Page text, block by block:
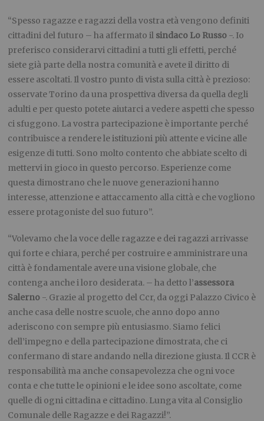
“Spesso ragazze e ragazzi della vostra età vengono definiti
cittadini del futuro – ha affermato il sindaco Lo Russo -. Io
preferisco considerarvi cittadini a tutti gli effetti, perché
siete già parte della nostra comunità e avete il diritto di
essere ascoltati. Il vostro punto di vista sulla città è prezioso:
osservate Torino da una prospettiva diversa da quella degli
adulti e per questo potete aiutarci a vedere aspetti che spesso
ci sfuggono. La vostra partecipazione è importante perché
contribuisce a rendere le istituzioni più attente e vicine alle
esigenze di tutti. Sono molto contento che abbiate scelto di
mettervi in gioco in questo percorso. Esperienze come
questa dimostrano che le nuove generazioni hanno
interesse, attenzione e attaccamento alla città e che vogliono
essere protagoniste del suo futuro”.
“Volevamo che la voce delle ragazze e dei ragazzi arrivasse
qui forte e chiara, perché per costruire e amministrare una
città è fondamentale avere una visione globale, che
contenga anche i loro desiderata. – ha detto l’assessora
Salerno -. Grazie al progetto del Ccr, da oggi Palazzo Civico è
anche casa delle nostre scuole, che anno dopo anno
aderiscono con sempre più entusiasmo. Siamo felici
dell’impegno e della partecipazione dimostrata, che ci
confermano di stare andando nella direzione giusta. Il CCR è
responsabilità ma anche consapevolezza che ogni voce
conta e che tutte le opinioni e le idee sono ascoltate, come
quelle di ogni cittadina e cittadino. Lunga vita al Consiglio
Comunale delle Ragazze e dei Ragazzi!”.